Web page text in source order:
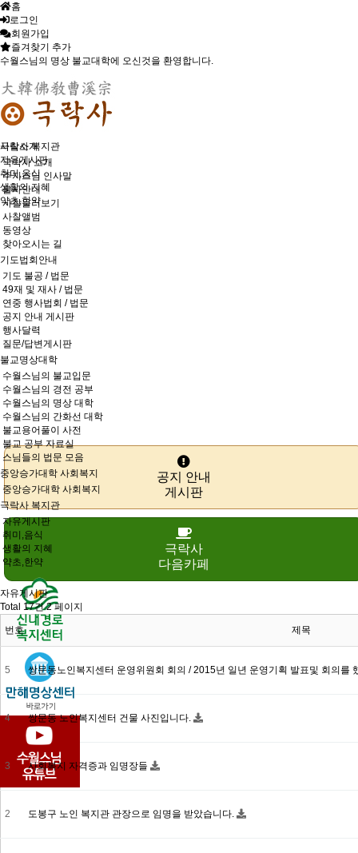
홈
로그인
회원가입
즐겨찾기 추가
수월스님의 명상 불교대학에 오신것을 환영합니다.
사찰소개
극락사 소개
주지스님 인사말
불사안내
사찰둘러보기
사찰앨범
동영상
찾아오시는 길
기도법회안내
기도 불공 / 법문
49재 및 재사 / 법문
연중 행사법회 / 법문
공지 안내 게시판
행사달력
질문/답변게시판
불교명상대학
수월스님의 불교입문
수월스님의 경전 공부
수월스님의 명상 대학
수월스님의 간화선 대학
불교용어풀이 사전
불교 공부 자료실
스님들의 법문 모음
중앙승가대학 사회복지
중앙승가대학 사회복지
극락사 복지관
자유게시판
취미,음식
생활의 지혜
약초,한약
극락사 복지관
자유게시판
취미,음식
생활의 지혜
약초,한약
공지 안내
게시판
극락사
다음카페
자유게시판
Total 17건2 페이지
번호 제목
5 쌍문동노인복지센터 운영위원회 회의 / 2015년 일년 운영기획 발표및 회의를
4 쌍문동 노인복지센터 건물 사진입니다.
3 사회복지 자격증과 임명장들
2 도봉구 노인 복지관 관장으로 임명을 받았습니다.